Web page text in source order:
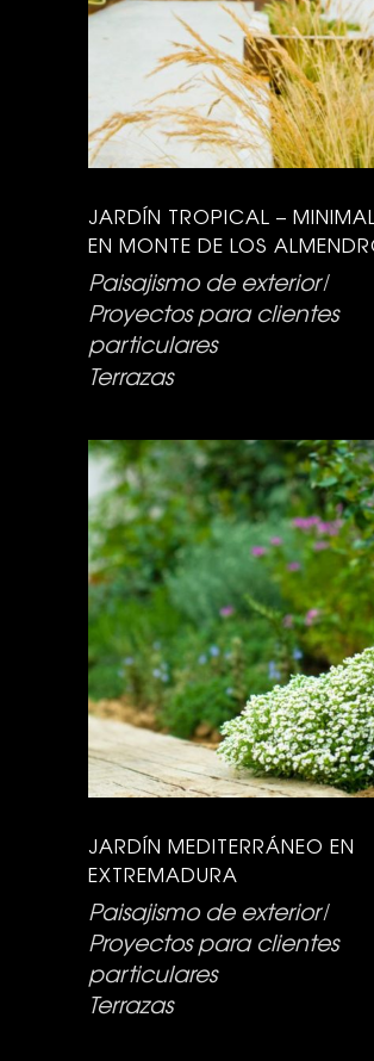
JARDÍN TROPICAL –
EN MONTE DE LOS
Paisajismo de exterior
Proyectos para clientes
particulares
Terrazas
JARDÍN MEDITERRÁNEO EN
EXTREMADURA
Paisajismo de exterior
Proyectos para clientes
particulares
Terrazas